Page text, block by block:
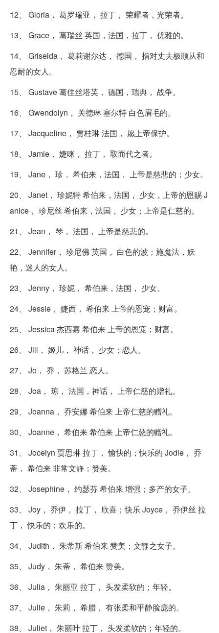
12、 Gloria， 葛罗瑞亚， 拉丁， 荣耀者，光荣者。
13、 Grace， 葛瑞丝 英国，法国，拉丁， 优雅的。
14、 Griselda， 葛莉谢尔达， 德国， 指对丈夫极顺从和
忍耐的女人。
15、 Gustave 葛佳丝塔芙， 德国，瑞典， 战争。
16、 Gwendolyn， 关德琳 塞尔特 白色眉毛的。
17、 Jacqueline， 贾桂琳 法国， 愿上帝保护。
18、 Jamie， 婕咪， 拉丁， 取而代之者。
19、 Jane， 珍， 希伯来，法国， 上帝是慈悲的；少女。
20、 Janet， 珍妮特 希伯来，法国， 少女，上帝的恩赐 J
anice， 珍尼丝 希伯来，法国， 少女；上帝是仁慈的。
21、 Jean， 琴， 法国， 上帝是慈悲的。
22、 Jennifer， 珍尼佛 英国， 白色的波；施魔法，妖
艳，迷人的女人。
23、 Jenny， 珍妮， 希伯来，法国， 少女。
24、 Jessie， 婕西， 希伯来 上帝的恩宠；财富。
25、 Jessica 杰西嘉 希伯来 上帝的恩宠；财富。
26、 Jill， 姬儿， 神话， 少女；恋人。
27、 Jo， 乔， 苏格兰 恋人。
28、 Joa， 琼， 法国，神话， 上帝仁慈的赠礼。
29、 Joanna， 乔安娜 希伯来 上帝仁慈的赠礼。
30、 Joanne， 希伯来 希伯来 上帝仁慈的赠礼。
31、 Jocelyn 贾思琳 拉丁， 愉快的；快乐的 Jodie， 乔
蒂， 希伯来 非常文静；赞美。
32、 Josephine， 约瑟芬 希伯来 增强；多产的女子。
33、 Joy， 乔伊， 拉丁， 欣喜；快乐 Joyce， 乔伊丝 拉
丁， 快乐的；欢乐的。
34、 Judith， 朱蒂斯 希伯来 赞美；文静之女子。
35、 Judy， 朱蒂， 希伯来 赞美。
36、 Julia， 朱丽亚 拉丁， 头发柔软的；年轻。
37、 Julie， 朱莉， 希腊， 有张柔和平静脸庞的。
38、 Juliet， 朱丽叶 拉丁， 头发柔软的；年轻的。